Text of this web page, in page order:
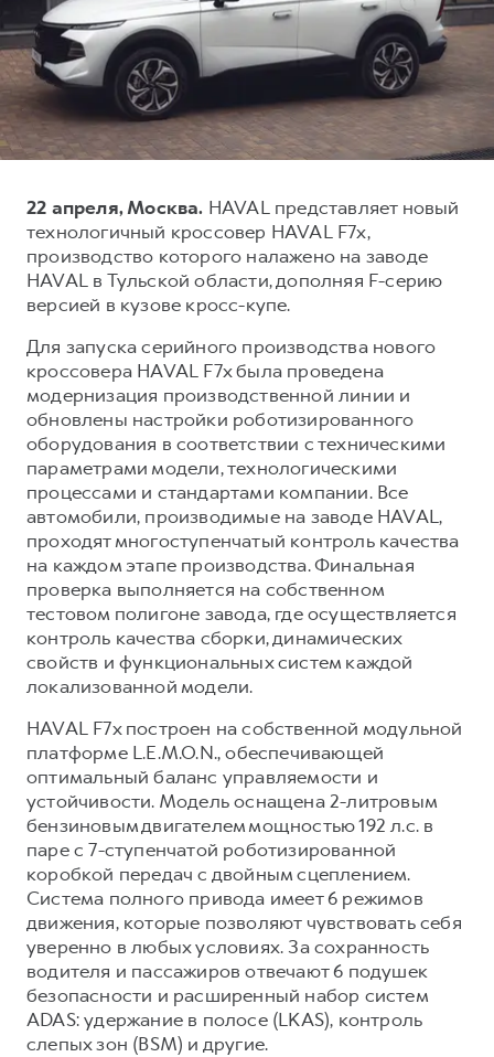
DARGO
от 3 199 000 ₽ от 3 499 000 ₽
F7
от 2 899 000 ₽
F7X
от 3 599 000 ₽
POER
от 3 449 000 ₽
Тест-драйв
Трейд-ин
КРЕДИТ И СТРАХОВАНИЕ
Страхование
Кредит
КОРПОРАТИВНЫМ КЛИЕНТАМ
Для малого бизнеса
Корпоративным клиентам
Крупным корпоративным клиентам
Система управления автопарком GWM Fleet
Сервис для корпоративных клиентов
HAVAL Лизинг
АКСЕССУАРЫ HAVAL
Автомобильные аксессуары
Коллекция CITY
Коллекция Детская
СЕРВИСНОЕ ОБСЛУЖИВАНИЕ
Нулевое ТО
Программа «Помощь на дороге»
Регламенты технического обслуживания
GWM Безопасность
Гарантия HAVAL
Мобильное приложение GWM
Программа «HAVAL Защита+»
Руководства по эксплуатации
Подписки
АКСЕССУАРЫ HAVAL
Автомобильные аксессуары
Коллекция CITY
Коллекция Базовая
Коллекция Детская
О дилере
Наша команда
Контакты
22 апреля, Москва. HAVAL представляет новый
технологичный кроссовер HAVAL F7x,
производство которого налажено на заводе
HAVAL в Тульской области, дополняя F-серию
версией в кузове кросс-купе.
Для запуска серийного производства нового
кроссовера HAVAL F7x была проведена
модернизация производственной линии и
обновлены настройки роботизированного
оборудования в соответствии с техническими
параметрами модели, технологическими
процессами и стандартами компании. Все
автомобили, производимые на заводе HAVAL,
проходят многоступенчатый контроль качества
на каждом этапе производства. Финальная
проверка выполняется на собственном
тестовом полигоне завода, где осуществляется
контроль качества сборки, динамических
свойств и функциональных систем каждой
локализованной модели.
HAVAL F7x построен на собственной модульной
платформе L.E.M.O.N., обеспечивающей
оптимальный баланс управляемости и
устойчивости. Модель оснащена 2-литровым
бензиновым двигателем мощностью 192 л.с. в
паре с 7-ступенчатой роботизированной
коробкой передач с двойным сцеплением.
Система полного привода имеет 6 режимов
движения, которые позволяют чувствовать себя
уверенно в любых условиях. За сохранность
водителя и пассажиров отвечают 6 подушек
безопасности и расширенный набор систем
ADAS: удержание в полосе (LKAS), контроль
слепых зон (BSM) и другие.